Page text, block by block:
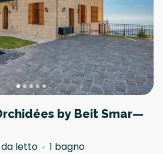
by Beit Smar—
letto
1 bagno